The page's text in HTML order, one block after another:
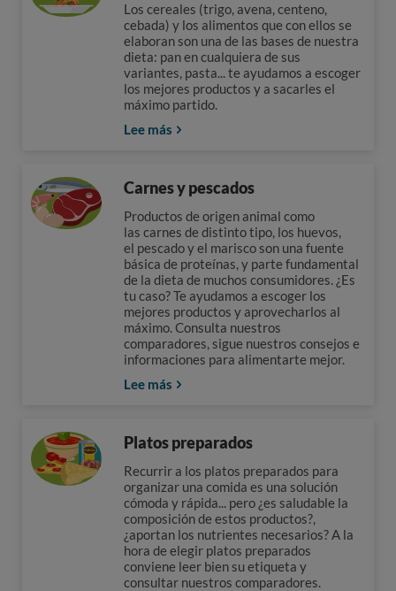
Los cereales (trigo, avena, centeno,
cebada) y los alimentos que con ellos se
elaboran son una de las bases de nuestra
dieta: pan en cualquiera de sus
variantes, pasta... te ayudamos a escoger
los mejores productos y a sacarles el
máximo partido.
Lee más
Carnes y pescados
Productos de origen animal como
las carnes de distinto tipo, los huevos,
el pescado y el marisco son una fuente
básica de proteínas, y parte fundamental
de la dieta de muchos consumidores. ¿Es
tu caso? Te ayudamos a escoger los
mejores productos y aprovecharlos al
máximo. Consulta nuestros
comparadores, sigue nuestros consejos e
informaciones para alimentarte mejor.
Lee más
Platos preparados
Recurrir a los platos preparados para
organizar una comida es una solución
cómoda y rápida... pero ¿es saludable la
composición de estos productos?,
¿aportan los nutrientes necesarios? A la
hora de elegir platos preparados
conviene leer bien su etiqueta y
consultar nuestros comparadores.